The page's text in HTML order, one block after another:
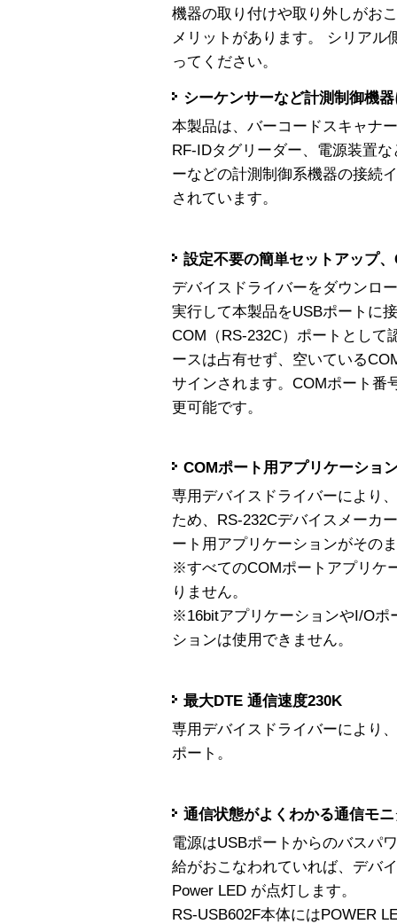
機器の取り付けや取り外しがお
メリットがあります。 シリアル
ってください。
シーケンサーなど計測制御機
本製品は、バーコードスキャナ
RF-IDタグリーダー、電源装置
ーなどの計測制御系機器の接続
されています。
設定不要の簡単セットアップ
デバイスドライバーをダウンロ
実行して本製品をUSBポートに
COM（RS-232C）ポートとして
ースは占有せず、空いている
サインされます。COMポート番
更可能です。
COMポート用アプリケーショ
専用デバイスドライバーにより
ため、RS-232Cデバイスメーカ
ート用アプリケーションがその
※すべてのCOMポートアプリケ
りません。
※16bitアプリケーションやI/Oポ
ションは使用できません。
最大DTE 通信速度230K
専用デバイスドライバーにより
ポート。
通信状態がよくわかる通信モ
電源はUSBポートからのバスパ
給がおこなわれていれば、デバ
Power LED が点灯します。
RS-USB602F本体にはPOWER